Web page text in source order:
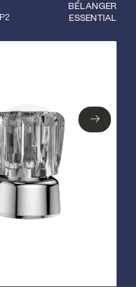
BÉLANGER
ESSENTIAL
→